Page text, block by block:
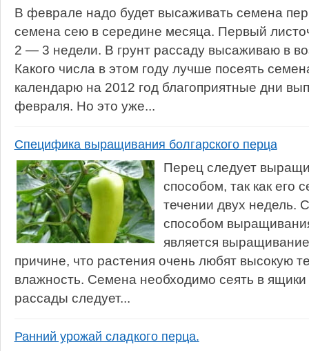
В феврале надо будет высаживать семена
семена сею в середине месяца. Первый
2 — 3 недели. В грунт рассаду высаживаю в
Какого числа в этом году лучше посеять
календарю на 2012 год благоприятные дни
февраля. Но это уже...
Специфика выращивания болгарского перца
Перец следует
способом, так как его
течении двух
способом
является
причине, что растения очень любят высокую
влажность. Семена необходимо сеять в
рассады следует...
Ранний урожай сладкого перца.